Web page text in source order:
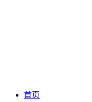
首页